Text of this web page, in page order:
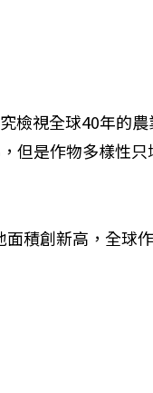
檢視全球40年的農
但是作物多樣性只
積創新高，全球